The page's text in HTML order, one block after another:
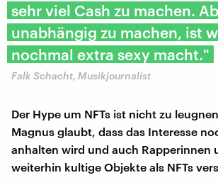
sehr viel Cash zu machen.
unabhängig zu machen, ist
nochmal extra sexy macht."
Falk Schacht, Musikjournalist
Der Hype um NFTs ist nicht zu
Magnus glaubt, dass das Interesse
anhalten wird und auch Rapperinnen
weiterhin kultige Objekte als NFTs